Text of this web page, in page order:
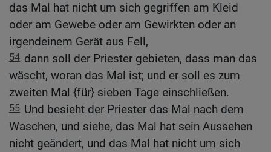
das Mal hat nicht um sich gegriffen am Kleid
oder am Gewebe oder am Gewirkten oder an
irgendeinem Gerät aus Fell,
54 dann soll der Priester gebieten, dass man das
wäscht, woran das Mal ist; und er soll es zum
zweiten Mal {für} sieben Tage einschließen.
55 Und besieht der Priester das Mal nach dem
Waschen, und siehe, das Mal hat sein Aussehen
nicht geändert, und das Mal hat nicht um sich